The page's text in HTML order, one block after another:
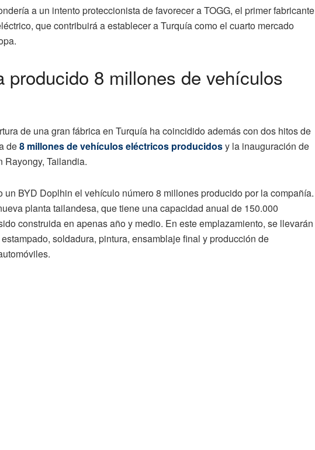
a un intento proteccionista de favorecer a TOGG, el primer fabricante
que contribuirá a establecer a Turquía como el cuarto mercado
producido 8 millones de vehículos
de una gran fábrica en Turquía ha coincidido además con dos hitos de
de8 millones de vehículos eléctricos producidosy la inauguración de
Rayongy, Tailandia.
un BYD Doplhin el vehículo número 8 millones producido por la compañía.
planta tailandesa, que tiene una capacidad anual de 150.000
construida en apenas año y medio. En este emplazamiento, se llevarán
soldadura, pintura, ensamblaje final y producción de